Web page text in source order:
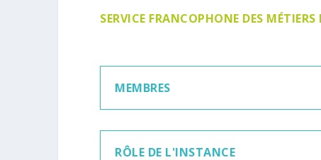
SERVICE FRANCOPHONE DES
MEMBRES
RÔLE DE L'INSTANCE